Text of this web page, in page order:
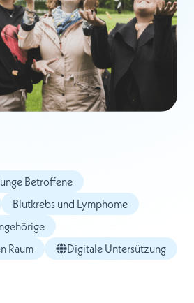
Betroffene
Blutkrebs und Lymphome
Raum
Digitale Untersützung